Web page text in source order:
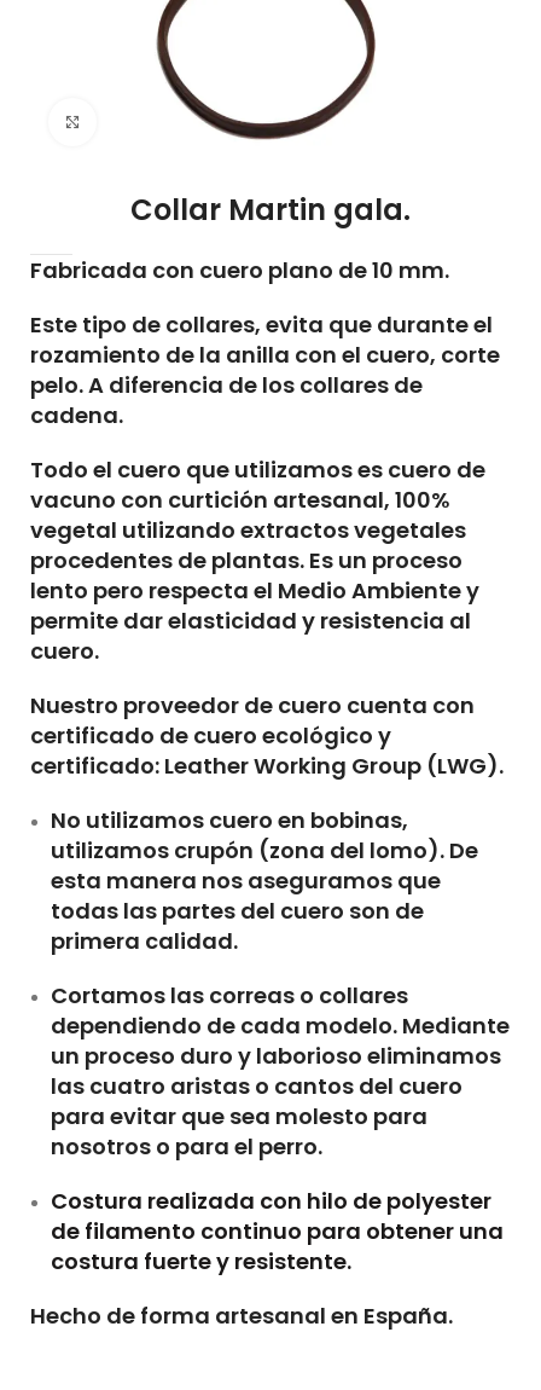
Click to enlarge
Collar Martin gala.
Fabricada con cuero plano de 10 mm.
Este tipo de collares, evita que durante el
rozamiento de la anilla con el cuero, corte
pelo. A diferencia de los collares de
cadena.
Todo el cuero que utilizamos es cuero de
vacuno con curtición artesanal, 100%
vegetal utilizando extractos vegetales
procedentes de plantas. Es un proceso
lento pero respecta el Medio Ambiente y
permite dar elasticidad y resistencia al
cuero.
Nuestro proveedor de cuero cuenta con
certificado de cuero ecológico y
certificado: Leather Working Group (LWG).
No utilizamos cuero en bobinas,
utilizamos crupón (zona del lomo). De
esta manera nos aseguramos que
todas las partes del cuero son de
primera calidad.
Cortamos las correas o collares
dependiendo de cada modelo. Mediante
un proceso duro y laborioso eliminamos
las cuatro aristas o cantos del cuero
para evitar que sea molesto para
nosotros o para el perro.
Costura realizada con hilo de polyester
de filamento continuo para obtener una
costura fuerte y resistente.
Hecho de forma artesanal en España.